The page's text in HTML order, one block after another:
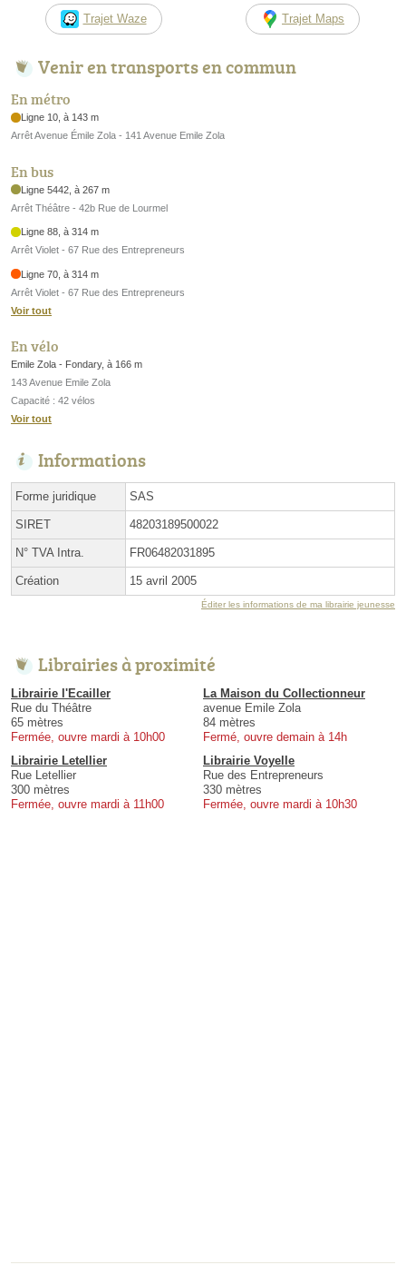
Trajet Waze Trajet Maps
Venir en transports en commun
En métro
Ligne 10, à 143 m
Arrêt Avenue Émile Zola - 141 Avenue Emile Zola
En bus
Ligne 5442, à 267 m
Arrêt Théâtre - 42b Rue de Lourmel
Ligne 88, à 314 m
Arrêt Violet - 67 Rue des Entrepreneurs
Ligne 70, à 314 m
Arrêt Violet - 67 Rue des Entrepreneurs
Voir tout
En vélo
Emile Zola - Fondary, à 166 m
143 Avenue Emile Zola
Capacité : 42 vélos
Voir tout
Informations
Forme juridique SAS
SIRET 48203189500022
N° TVA Intra. FR06482031895
Création 15 avril 2005
Éditer les informations de ma librairie jeunesse
Librairies à proximité
Librairie l'Ecailler
Rue du Théâtre
65 mètres
Fermée, ouvre mardi à 10h00
La Maison du Collectionneur
avenue Emile Zola
84 mètres
Fermé, ouvre demain à 14h
Librairie Letellier
Rue Letellier
300 mètres
Fermée, ouvre mardi à 11h00
Librairie Voyelle
Rue des Entrepreneurs
330 mètres
Fermée, ouvre mardi à 10h30